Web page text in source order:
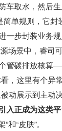
车取水，然后
单规则，它封
一步封装业务
源场景中，睿
管碳排放核算
，这里有个异
动展示到主动
入正成为这类
“皮肤”。